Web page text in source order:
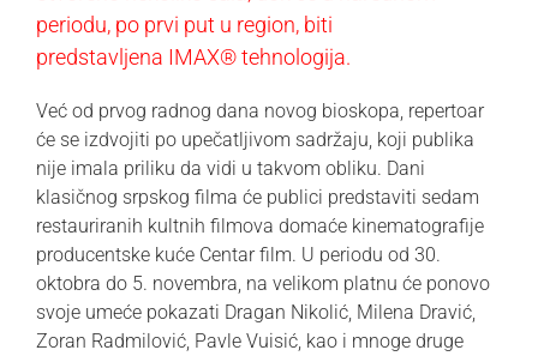
periodu, po prvi put u region, biti
predstavljena IMAX® tehnologija.
Već od prvog radnog dana novog bioskopa, repertoar
će se izdvojiti po upečatljivom sadržaju, koji publika
nije imala priliku da vidi u takvom obliku. Dani
klasičnog srpskog filma će publici predstaviti sedam
restauriranih kultnih filmova domaće kinematografije
producentske kuće Centar film. U periodu od 30.
oktobra do 5. novembra, na velikom platnu će ponovo
svoje umeće pokazati Dragan Nikolić, Milena Dravić,
Zoran Radmilović, Pavle Vuisić, kao i mnoge druge